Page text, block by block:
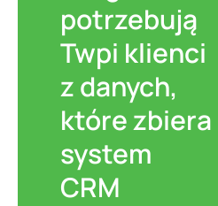
potrzebują
Twpi klienci
z danych,
które zbiera
system
CRM